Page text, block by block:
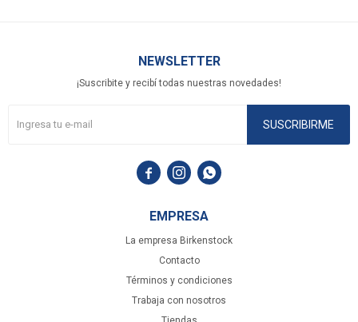
EMPRESA
La empresa Birkenstock
Contacto
Términos y condiciones
Trabaja con nosotros
NEWSLETTER
¡Suscribite y recibí todas nuestras novedades!
SUSCRIBIRME
  